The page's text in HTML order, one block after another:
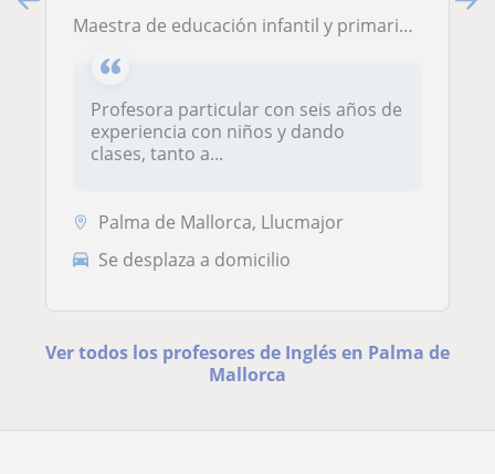
Maestra de educación infantil y primaria con Inglés
Profesora particular con seis años de
experiencia con niños y dando
clases, tanto a...
Palma de Mallorca, Llucmajor
Se desplaza a domicilio
Ver todos los profesores de Inglés en Palma de
Mallorca